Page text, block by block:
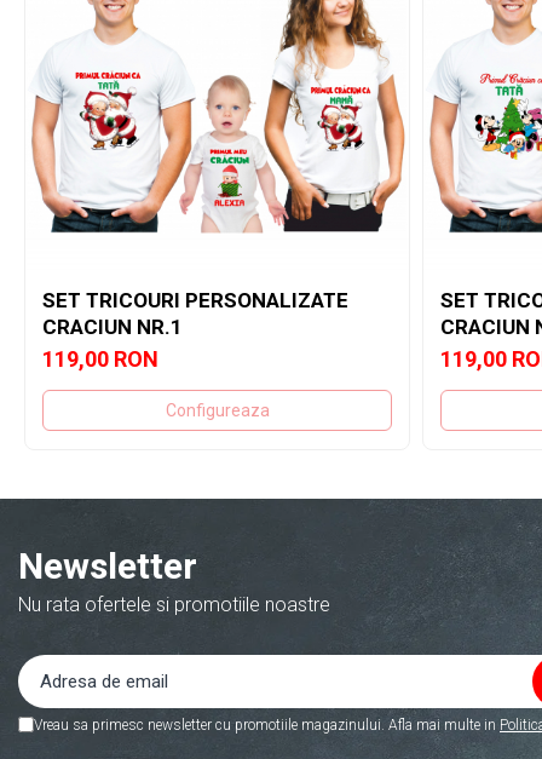
SET TRICOURI PERSONALIZATE
CRACIUN NR.1
119,00 RON
Configureaza
SET
CRACIUN
119,00
Newsletter
Nu rata ofertele si promotiile noastre
Vreau sa primesc newsletter cu promotiile magazinului. Afla mai multe in